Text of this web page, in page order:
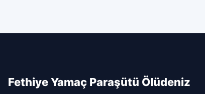
Fethiye Yamaç Paraşütü Ölüdeniz